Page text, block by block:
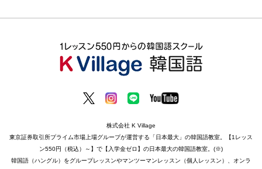
株式会社 K Village
東京証券取引所プライム市場上場グループが運営する「日本最大」の韓国語教室。【1レッス
ン550円（税込）～】で【入学金ゼロ】の日本最大の韓国語教室。(※)
韓国語（ハングル）をグループレッスンやマンツーマンレッスン（個人レッスン）、オンラ